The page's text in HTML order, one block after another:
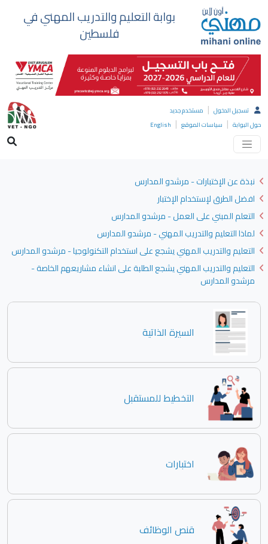
بوابة التعليم والتدريب المهني في
فلسطين
تسجيل الدخول | مستخدم جديد
حول البوابة | سياسات الموقع |
English
نبذة عن الإختبارات - مرشدو المدارس
افضل الطرق لإستخدام الإختبار
التعلم المبني على العمل - مرشدو المدارس
لماذا التعليم والتدريب المهني - مرشدو المدارس
التعليم والتدريب المهني يشجع على استخدام التكنولوجيا - مرشدو المدارس
التعليم والتدريب المهني يشجع الطلبة على انشاء مشاريعهم الخاصة -
مرشدو المدارس
السيرة الذاتية
التخطيط للمستقبل
اختبارات
قنص الوظائف